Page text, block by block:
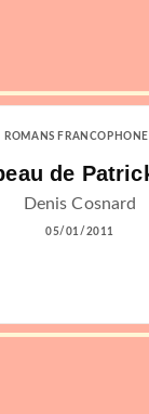
ROMANS
de
Denis Cosnard
05/01/2011